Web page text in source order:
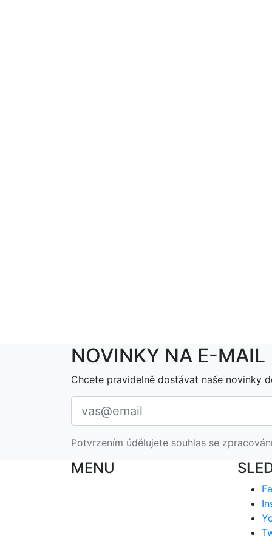
NOVINKY NA E-MAIL
Chcete pravidelně dostávat naše novinky
Potvrzením údělujete souhlas se
MENU